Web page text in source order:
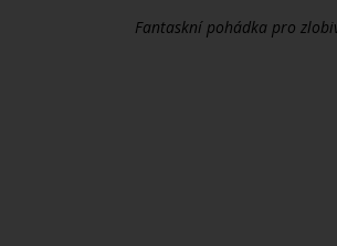
Fantaskní pohádka pro